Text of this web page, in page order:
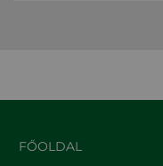
FŐOLDAL